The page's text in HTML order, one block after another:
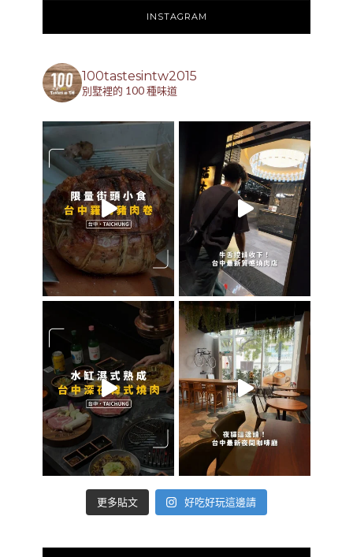
INSTAGRAM
100tastesintw2015
別墅裡的 100 種味道
更多貼文 好吃好玩這邊請